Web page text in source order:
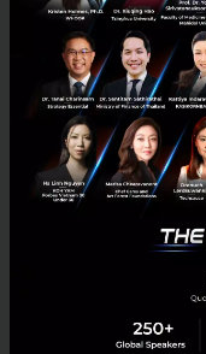
3 เรื่องที่ประเทศไทย